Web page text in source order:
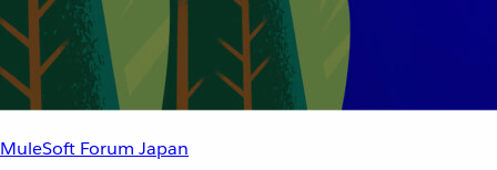
MuleSoft Forum Japan